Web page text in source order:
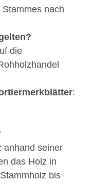
nach
die
:
anhand seiner
das Holz in
bis